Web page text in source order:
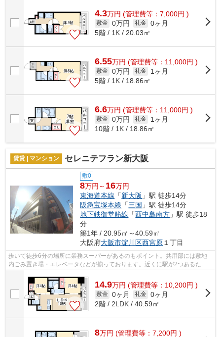
4.3万円 (管理費等：7,000円 )
敷金 0万円 礼金 0ヶ月
5階 / 1K / 20.03㎡
6.55万円 (管理費等：11,000円 )
敷金 0万円 礼金
1ヶ月
5階 / 1K / 18.86㎡
6.6万円 (管理費等：11,000円 )
敷金 0万円 礼金
1ヶ月
10階 / 1K / 18.86㎡
賃貸 | マンション セレニテフラン新大阪
敷0
8万円～ 16万円
東海道本線 「新大阪 」駅 徒歩14分
阪急宝塚本線 「三国 」駅 徒歩14分
地下鉄御堂筋線 「西中島南方 」駅 徒歩18
分
築1年 / 20.95㎡～40.59㎡
大阪府大阪市淀川区西宮原 １丁目
歩いて徒歩6分の場所に業務スーパーがあるのもポイント。共用部には敷地
内ごみ置き場・エレベータなどが揃っております。近くに駅が2つあるた
14.9万円 (管理費等：10,200円 )
敷金 0ヶ月 礼金 0ヶ月
2階 / 2LDK / 40.59㎡
8万円 (管理費等：7,200円 )